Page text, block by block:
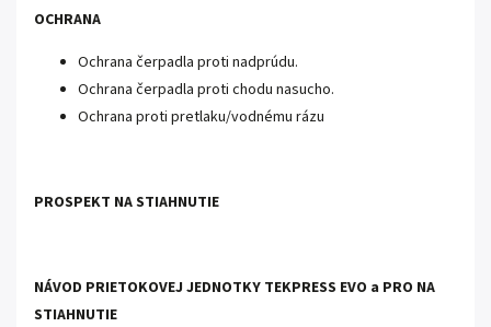
OCHRANA
Ochrana čerpadla proti nadprúdu.
Ochrana čerpadla proti chodu nasucho.
Ochrana proti pretlaku/vodnému rázu
PROSPEKT NA STIAHNUTIE
NÁVOD PRIETOKOVEJ JEDNOTKY TEKPRESS EVO a PRO NA
STIAHNUTIE